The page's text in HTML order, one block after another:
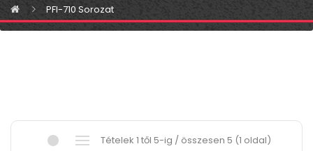
PFI-710 Sorozat
Tételek 1 től 5-ig / összesen 5 (1 oldal)